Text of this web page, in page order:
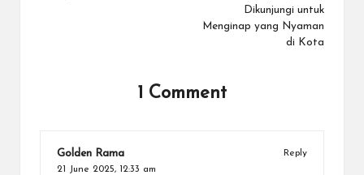
Dikunjungi untuk
Menginap yang Nyaman
di Kota
1 Comment
Golden Rama
Reply
21 June 2025, 12:33 am